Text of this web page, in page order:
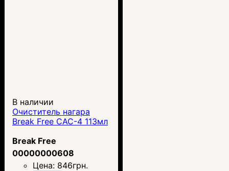
В наличии
Очиститель нагара
Break Free CAC-4 113мл
Break Free
00000000608
Цена: 846грн.